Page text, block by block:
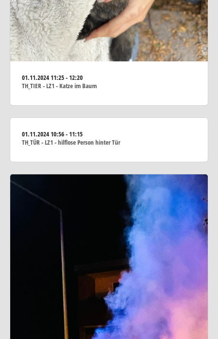
01.11.202411:25 - 12:20
TH_TIER - LZ1 - Katze im Baum
01.11.202410:56 - 11:15
TH_TÜR - LZ1 - hilflose Person hinter Tür